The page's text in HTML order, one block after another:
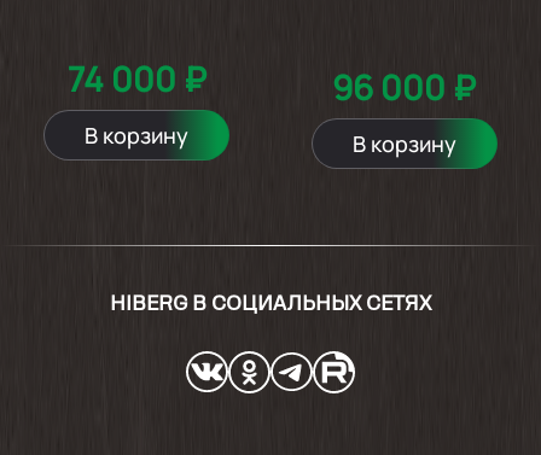
74 000 ₽
В корзину
96 000 ₽
В корзину
HIBERG В СОЦИАЛЬНЫХ СЕТЯХ